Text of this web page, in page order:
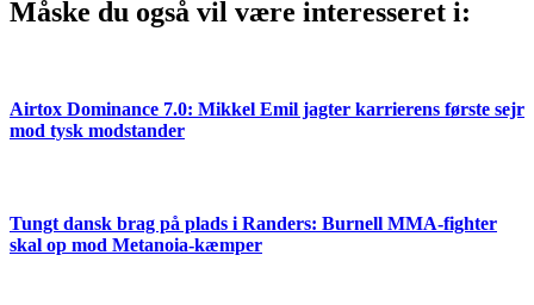
Måske du også vil være interesseret i:
Airtox Dominance 7.0: Mikkel Emil jagter karrierens første sejr
mod tysk modstander
Tungt dansk brag på plads i Randers: Burnell MMA-fighter
skal op mod Metanoia-kæmper